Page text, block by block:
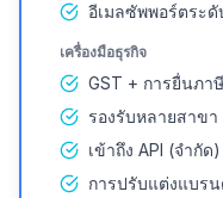
อีเมลซัพพอร์ตระดั
เครื่องมือธุรกิจ
GST + การยื่นภาษี
รองรับหลายสาขา
เข้าถึง API (จำกัด)
การปรับแต่งแบร